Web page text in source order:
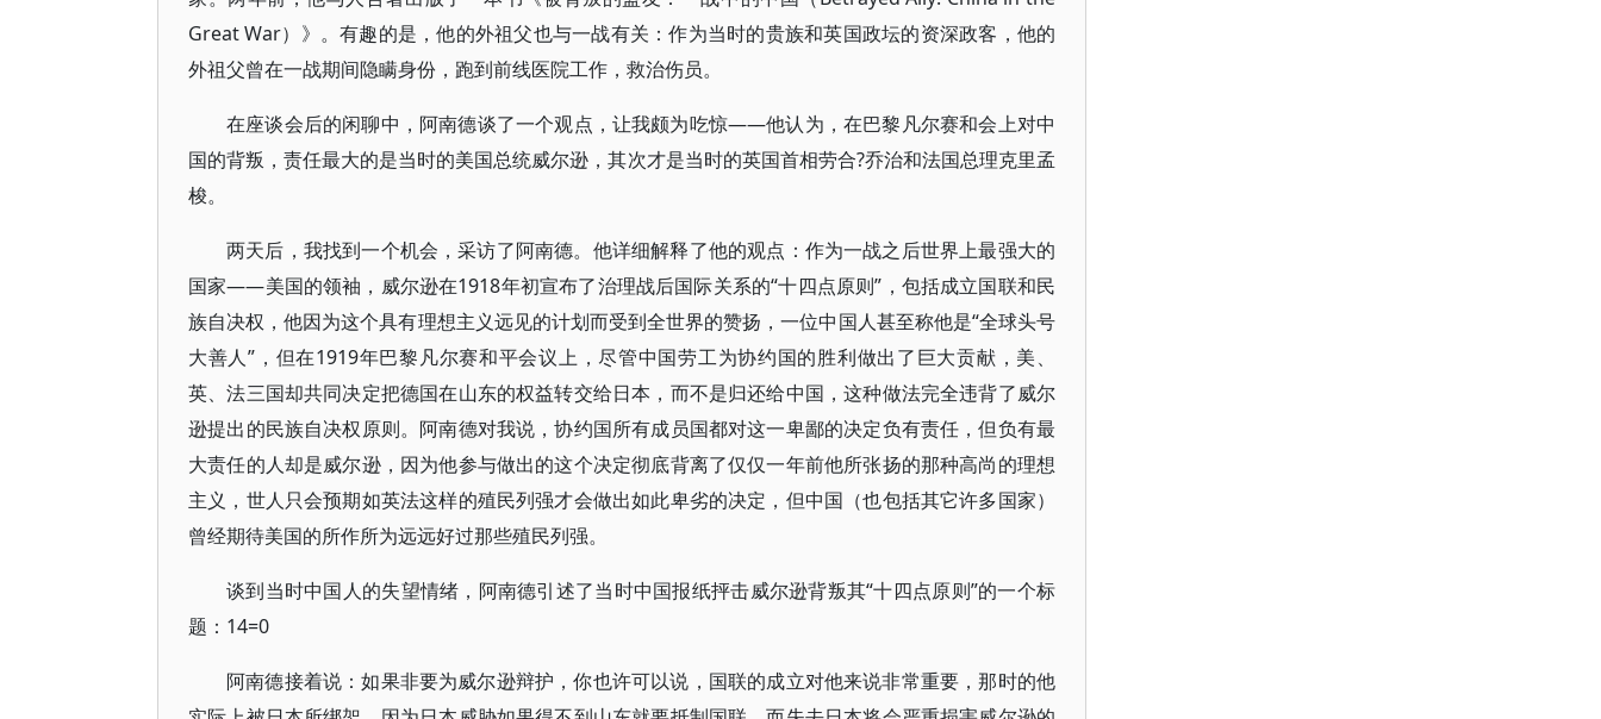
Great War）》。有趣的是，他的外祖父也与一战有关：作为当时的贵族和英国政坛的资深政客，他的
外祖父曾在一战期间隐瞒身份，跑到前线医院工作，救治伤员。
在座谈会后的闲聊中，阿南德谈了一个观点，让我颇为吃惊——他认为，在巴黎凡尔赛和会上对中
国的背叛，责任最大的是当时的美国总统威尔逊，其次才是当时的英国首相劳合?乔治和法国总理克里孟
梭。
两天后，我找到一个机会，采访了阿南德。他详细解释了他的观点：作为一战之后世界上最强大的
国家——美国的领袖，威尔逊在1918年初宣布了治理战后国际关系的“十四点原则”，包括成立国联和民
族自决权，他因为这个具有理想主义远见的计划而受到全世界的赞扬，一位中国人甚至称他是“全球头号
大善人”，但在1919年巴黎凡尔赛和平会议上，尽管中国劳工为协约国的胜利做出了巨大贡献，美、
英、法三国却共同决定把德国在山东的权益转交给日本，而不是归还给中国，这种做法完全违背了威尔
逊提出的民族自决权原则。阿南德对我说，协约国所有成员国都对这一卑鄙的决定负有责任，但负有最
大责任的人却是威尔逊，因为他参与做出的这个决定彻底背离了仅仅一年前他所张扬的那种高尚的理想
主义，世人只会预期如英法这样的殖民列强才会做出如此卑劣的决定，但中国（也包括其它许多国家）
曾经期待美国的所作所为远远好过那些殖民列强。
谈到当时中国人的失望情绪，阿南德引述了当时中国报纸抨击威尔逊背叛其“十四点原则”的一个标
题：14=0
阿南德接着说：如果非要为威尔逊辩护，你也许可以说，国联的成立对他来说非常重要，那时的他